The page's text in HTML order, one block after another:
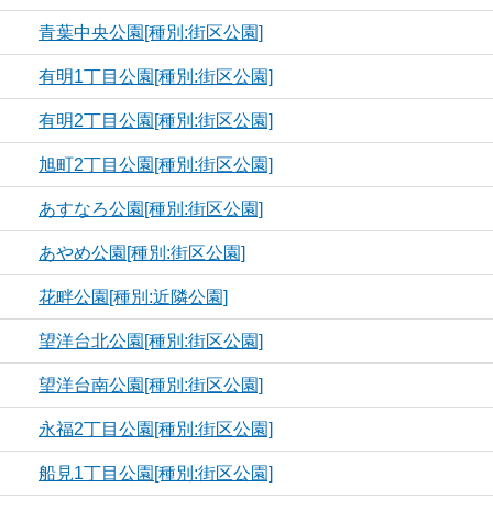
青葉中央公園[種別:街区公園]
有明1丁目公園[種別:街区公園]
有明2丁目公園[種別:街区公園]
旭町2丁目公園[種別:街区公園]
あすなろ公園[種別:街区公園]
あやめ公園[種別:街区公園]
花畔公園[種別:近隣公園]
望洋台北公園[種別:街区公園]
望洋台南公園[種別:街区公園]
永福2丁目公園[種別:街区公園]
船見1丁目公園[種別:街区公園]